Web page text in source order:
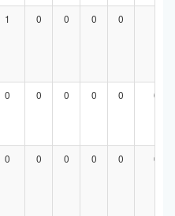
1 0 0 0 0
0 0 0 0 0 0
0 0 0 0 0 0